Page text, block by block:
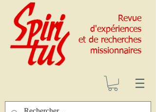
Revue
d'expériences
et de recherches
missionnaires